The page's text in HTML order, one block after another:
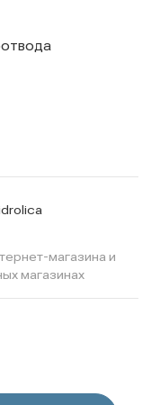
магазина и
магазинах